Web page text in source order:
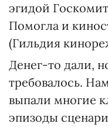
эгидой
Помогла и
(Гильдия
Денег-то дали,
требовалось.
выпали многие
эпизоды